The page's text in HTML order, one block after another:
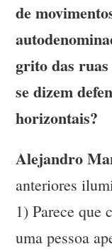
de
grito das ruas
se dizem
horizontais?
Alejandro
anteriores
1) Parece que
uma pessoa